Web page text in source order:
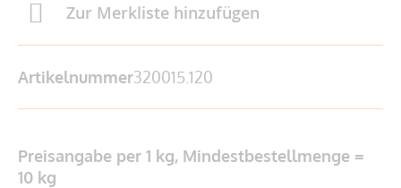
Zur Merkliste hinzufügen
Artikelnummer320015.120
Preisangabe per 1 kg, Mindestbestellmenge =
10 kg